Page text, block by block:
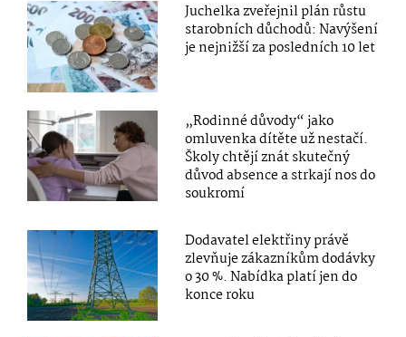
Juchelka zveřejnil plán růstu
starobních důchodů: Navýšení
je nejnižší za posledních 10 let
„Rodinné důvody“ jako
omluvenka dítěte už nestačí.
Školy chtějí znát skutečný
důvod absence a strkají nos do
soukromí
Dodavatel elektřiny právě
zlevňuje zákazníkům dodávky
o 30 %. Nabídka platí jen do
konce roku